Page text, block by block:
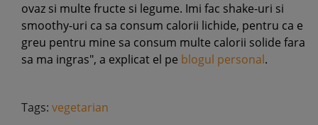
ovaz si multe fructe si legume. Imi fac shake-uri si
smoothy-uri ca sa consum calorii lichide, pentru ca e
greu pentru mine sa consum multe calorii solide fara
sa ma ingras", a explicat el pe blogul personal.
Tags: vegetarian